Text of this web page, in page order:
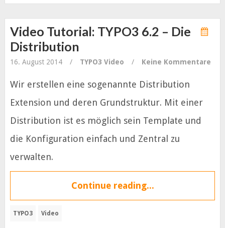
Video Tutorial: TYPO3 6.2 – Die
Distribution
16. August 2014 / TYPO3 Video / Keine Kommentare
Wir erstellen eine sogenannte Distribution
Extension und deren Grundstruktur. Mit einer
Distribution ist es möglich sein Template und
die Konfiguration einfach und Zentral zu
verwalten.
Continue reading...
TYPO3 Video